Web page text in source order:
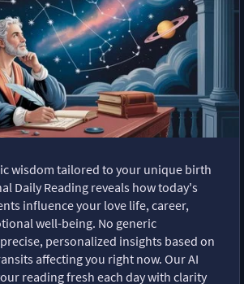
wisdom tailored to your unique birth
Daily Reading reveals how today's
influence your love life, career,
well-being. No generic
personalized insights based on
affecting you right now. Our AI
reading fresh each day with clarity